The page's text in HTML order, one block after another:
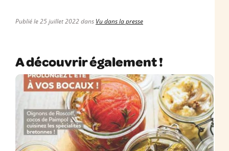
Publié le 25 juillet 2022 dans Vu dans la presse
A découvrir également !